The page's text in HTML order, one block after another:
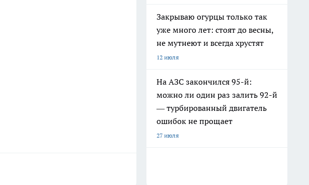
Закрываю огурцы только так
уже много лет: стоят до весны,
не мутнеют и всегда хрустят
12 июля
На АЗС закончился 95-й:
можно ли один раз залить 92-й
— турбированный двигатель
ошибок не прощает
27 июля